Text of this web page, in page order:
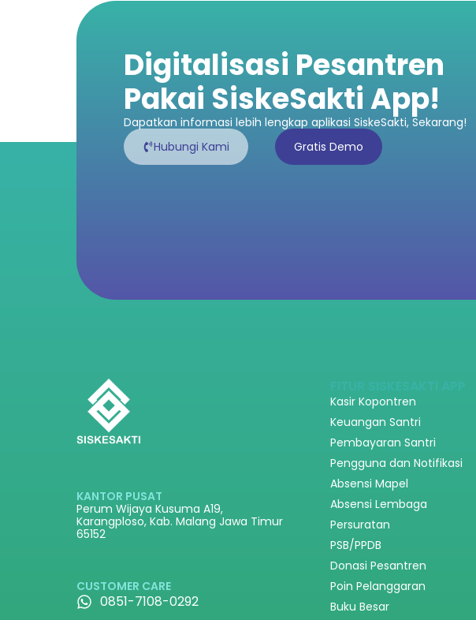
Digitalisasi Pesantren
Pakai SiskeSakti App!
Dapatkan informasi lebih lengkap aplikasi SiskeSakti, Sekarang!
Hubungi Kami
Gratis Demo
KANTOR PUSAT
Perum Wijaya Kusuma A19,
Karangploso, Kab. Malang Jawa Timur
65152
CUSTOMER CARE
0851-7108-0292
Kasir Kopontren
Keuangan Santri
Pembayaran Santri
Pengguna dan Notifikasi
Absensi Mapel
Absensi Lembaga
Persuratan
PSB/PPDB
Donasi Pesantren
Poin Pelanggaran
Buku Besar